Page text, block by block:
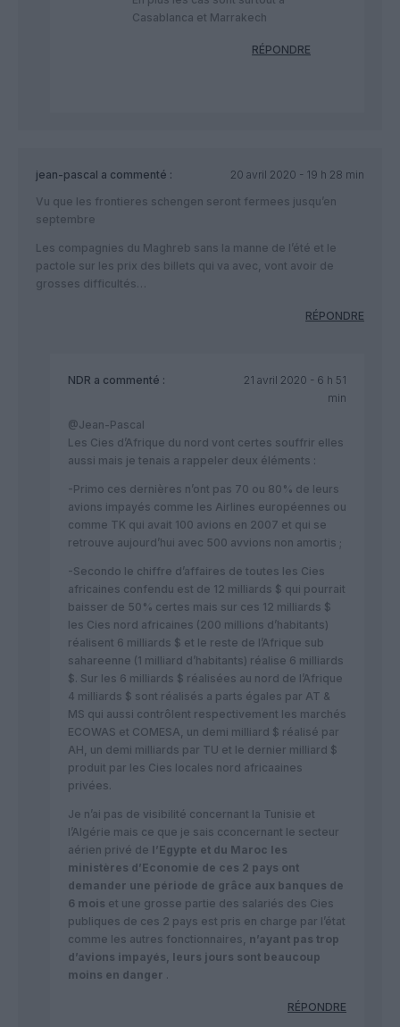
Casablanca et Marrakech
RÉPONDRE
jean-pascal a commenté :
20 avril 2020 - 19 h 28 min
Vu que les frontieres schengen seront fermees jusqu’en
septembre
Les compagnies du Maghreb sans la manne de l’été et le
pactole sur les prix des billets qui va avec, vont avoir de
grosses difficultés…
RÉPONDRE
NDR a commenté :
21 avril 2020 - 6 h 51
min
@Jean-Pascal
Les Cies d’Afrique du nord vont certes souffrir elles
aussi mais je tenais a rappeler deux éléments :
-Primo ces dernières n’ont pas 70 ou 80% de leurs
avions impayés comme les Airlines européennes ou
comme TK qui avait 100 avions en 2007 et qui se
retrouve aujourd’hui avec 500 avvions non amortis ;
-Secondo le chiffre d’affaires de toutes les Cies
africaines confendu est de 12 milliards $ qui pourrait
baisser de 50% certes mais sur ces 12 milliards $
les Cies nord africaines (200 millions d’habitants)
réalisent 6 milliards $ et le reste de l’Afrique sub
sahareenne (1 milliard d’habitants) réalise 6 milliards
$. Sur les 6 milliards $ réalisées au nord de l’Afrique
4 milliards $ sont réalisés a parts égales par AT &
MS qui aussi contrôlent respectivement les marchés
ECOWAS et COMESA, un demi milliard $ réalisé par
AH, un demi milliards par TU et le dernier milliard $
produit par les Cies locales nord africaaines
privées.
Je n’ai pas de visibilité concernant la Tunisie et
l’Algérie mais ce que je sais cconcernant le secteur
aérien privé de l’Egypte et du Maroc les
ministères d’Economie de ces 2 pays ont
demander une période de grâce aux banques de
6 mois et une grosse partie des salariés des Cies
publiques de ces 2 pays est pris en charge par l’état
comme les autres fonctionnaires, n’ayant pas trop
d’avions impayés, leurs jours sont beaucoup
moins en danger .
RÉPONDRE